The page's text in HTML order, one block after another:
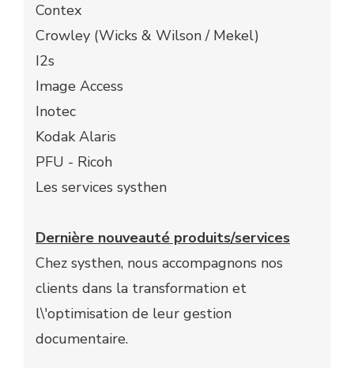
Contex​
Crowley (Wicks & Wilson / Mekel)​
I2s​
Image Access​
Inotec​
Kodak Alaris​
PFU - Ricoh
Les services systhen
Dernière nouveauté produits/services
Chez systhen, nous accompagnons nos
clients dans la transformation et
l\'optimisation de leur gestion
documentaire.